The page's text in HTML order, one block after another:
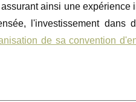
ainsi une expérience
l'investissement dans
de sa convention